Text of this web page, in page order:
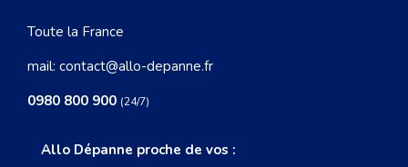
Toute la France
mail: contact@allo-depanne.fr
0980 800 900 (24/7)
Allo Dépanne proche de vos :